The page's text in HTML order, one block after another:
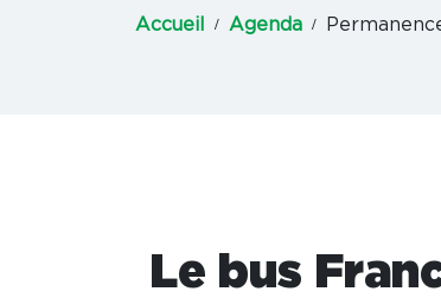
Accueil Agenda
Le bus